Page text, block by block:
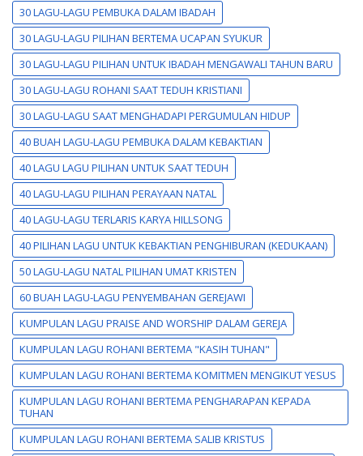
30 LAGU-LAGU PEMBUKA DALAM IBADAH
30 LAGU-LAGU PILIHAN BERTEMA UCAPAN SYUKUR
30 LAGU-LAGU PILIHAN UNTUK IBADAH MENGAWALI TAHUN BARU
30 LAGU-LAGU ROHANI SAAT TEDUH KRISTIANI
30 LAGU-LAGU SAAT MENGHADAPI PERGUMULAN HIDUP
40 BUAH LAGU-LAGU PEMBUKA DALAM KEBAKTIAN
40 LAGU LAGU PILIHAN UNTUK SAAT TEDUH
40 LAGU-LAGU PILIHAN PERAYAAN NATAL
40 LAGU-LAGU TERLARIS KARYA HILLSONG
40 PILIHAN LAGU UNTUK KEBAKTIAN PENGHIBURAN (KEDUKAAN)
50 LAGU-LAGU NATAL PILIHAN UMAT KRISTEN
60 BUAH LAGU-LAGU PENYEMBAHAN GEREJAWI
KUMPULAN LAGU PRAISE AND WORSHIP DALAM GEREJA
KUMPULAN LAGU ROHANI BERTEMA "KASIH TUHAN"
KUMPULAN LAGU ROHANI BERTEMA KOMITMEN MENGIKUT YESUS
KUMPULAN LAGU ROHANI BERTEMA PENGHARAPAN KEPADA
TUHAN
KUMPULAN LAGU ROHANI BERTEMA SALIB KRISTUS